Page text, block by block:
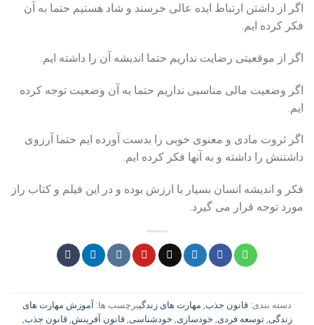
اگر از داشتن ارتباط ایده عالی خرسند و شاد هستیم حتما به آن
فکر کرده ایم.
اگر از موقعیتی رضایت نداریم حتما اندیشه آن را داشته ایم.
اگر وضعیت مالی مناسبی نداریم حتما به آن وضعیت توجه کرده
ایم.
اگر ثروت مادی و معنوی خوبی را بدست آورده ایم حتما آرزوی
داشتنش را داشته و به آنها فکر کرده ایم.
فکر و اندیشه انسان بسیار با ارزش بوده و در این فیلم و کتاب راز
مورد توجه قرار می گیرد.
دسته بندی: قانون جذب مهارت‌ های زندگیبرچسب ها: آموزش مهارت های
زندگی ,توسعه فردی خودسازی خودشناسی ,قانون آفرینش ,قانون جذب